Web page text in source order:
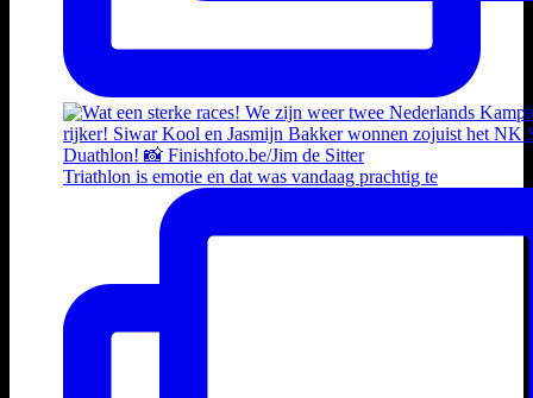
Triathlon is emotie en dat was vandaag prachtig te